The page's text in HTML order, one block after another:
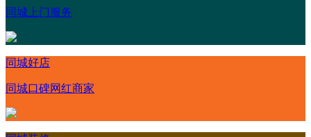
同城上门服务
同城好店
同城口碑网红商家